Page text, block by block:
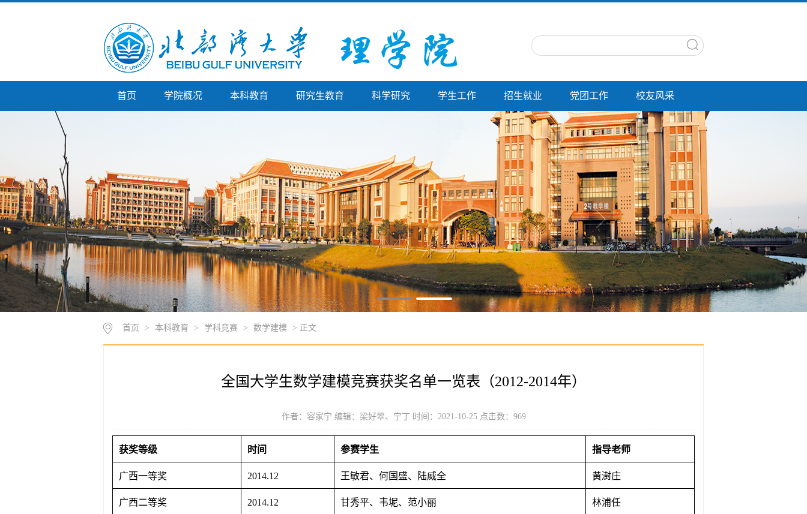
首页 学院概况 本科教育 研究生教育 科学研究 学生工作 招生就业 党团工作 校友风采
首页 > 本科教育 > 学科竞赛 > 数学建模 > 正文
全国大学生数学建模竞赛获奖名单一览表（2012-2014年）
作者：容家宁 编辑：梁好翠、宁丁 时间：2021-10-25 点击数： 969
获奖等级 时间 参赛学生 指导老师
广西一等奖 2014.12 王敏君、何国盛、陆威全 黄澍庄
广西二等奖 2014.12 甘秀平、韦坭、范小丽 林浦任